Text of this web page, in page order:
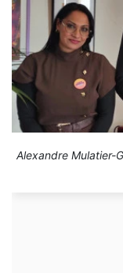
Alexandre Mulatier-